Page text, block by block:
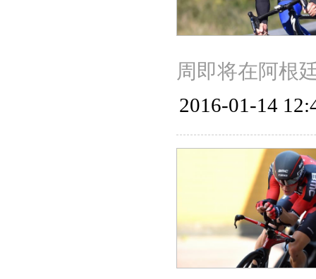
周即将在阿根
2016-01-14